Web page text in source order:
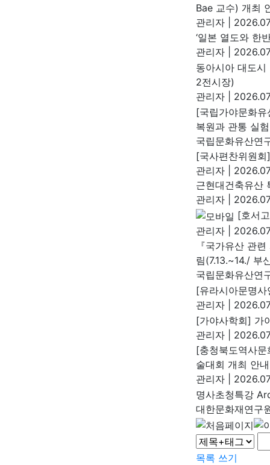
Bae 교수) 개최
관리자
‘일본 열도와 한
관리자
동아시아 대도
2전시장)
관리자
[국립가야문화
복원과 관통 실
국립문화유산연
[국사편찬위원
관리자
근현대건축유산
관리자
[호서
관리자
『국가유산 관
림(7.13.~14./ 부
국립문화유산연
[유라시아문명
관리자
[가야사학회] 가
관리자
[충청북도역사
술대회 개최 안내
관리자
명사초청특강
대한문화재연구
목록 쓰기